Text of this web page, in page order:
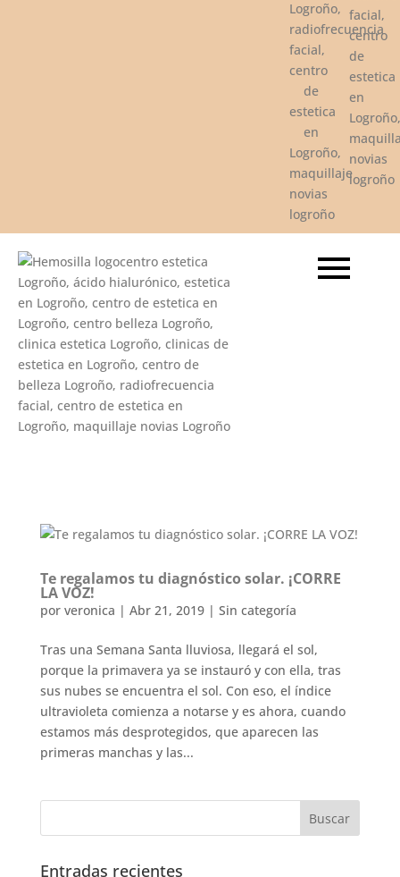
Te regalamos tu diagnóstico solar. ¡CORRE
LA VOZ!
por veronica | Abr 21, 2019| Sin categoría
Tras una Semana Santa lluviosa, llegará el sol,
porque la primavera ya se instauró y con ella, tras
sus nubes se encuentra el sol. Con eso, el índice
ultravioleta comienza a notarse y es ahora, cuando
estamos más desprotegidos, que aparecen las
primeras manchas y las...
Entradas recientes